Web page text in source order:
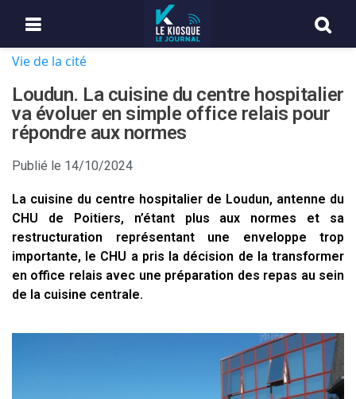
Vie de la cité
Loudun. La cuisine du centre hospitalier
va évoluer en simple office relais pour
répondre aux normes
Publié le 14/10/2024
La cuisine du centre hospitalier de Loudun, antenne du
CHU de Poitiers, n’étant plus aux normes et sa
restructuration représentant une enveloppe trop
importante, le CHU a pris la décision de la transformer
en office relais avec une préparation des repas au sein
de la cuisine centrale.